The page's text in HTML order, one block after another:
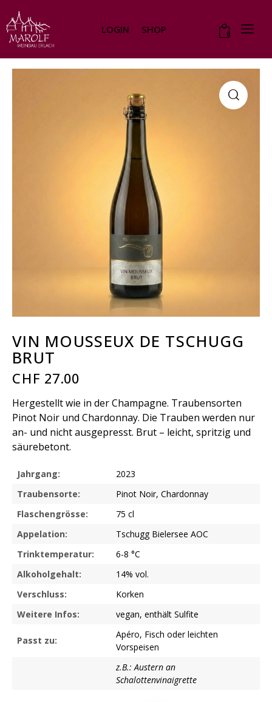
LOGIN SHOP 0
VIN MOUSSEUX DE TSCHUGG
BRUT
CHF 27.00
Hergestellt wie in der Champagne. Traubensorten
Pinot Noir und Chardonnay. Die Trauben werden nur
an- und nicht ausgepresst. Brut – leicht, spritzig und
säurebetont.
Jahrgang:
2023
Traubensorte:
Pinot Noir, Chardonnay
Flaschengrösse:
75 cl
Appelation:
Tschugg Bielersee AOC
Trinktemperatur:
6-8 °C
Alkoholgehalt:
14% vol.
Verschluss:
Korken
Weitere Infos:
vegan, enthält Sulfite
Passt zu:
Apéro, Fisch oder leichten
Vorspeisen
z.B.: Austern an
Schalottenvinaigrette